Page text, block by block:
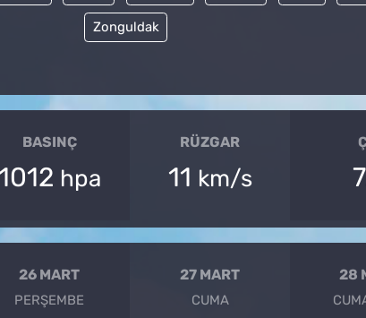
Zonguldak
BASINÇ
1012 hpa
RÜZGAR
11 km/s
26 MART
PERŞEMBE
27 MART
CUMA
28